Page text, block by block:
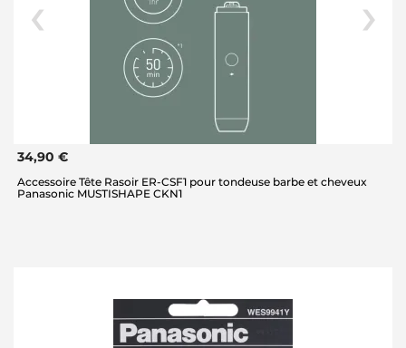
34,90 €
Accessoire Tête Rasoir ER-CSF1 pour tondeuse barbe et cheveux
Panasonic MUSTISHAPE CKN1